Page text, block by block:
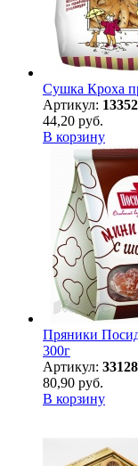
Сушка Кроха
Артикул:
44,20 руб.
В корзину
Пряники
300г
Артикул:
80,90 руб.
В корзину